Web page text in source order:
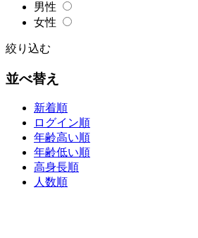
男性
女性
絞り込む
並べ替え
新着順
ログイン順
年齢高い順
年齢低い順
高身長順
人数順